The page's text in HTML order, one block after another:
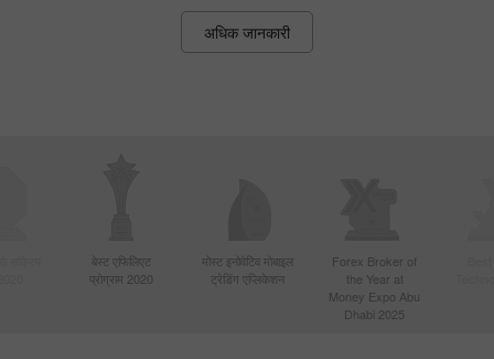
अधिक जानकारी
बेस्ट एफिलिएट
प्रोग्राम 2020
मोस्ट इनोवेटिव मोबाइल
ट्रेडिंग एप्लिकेशन
Forex Broker of
the Year at
Money Expo Abu
Dhabi 2025